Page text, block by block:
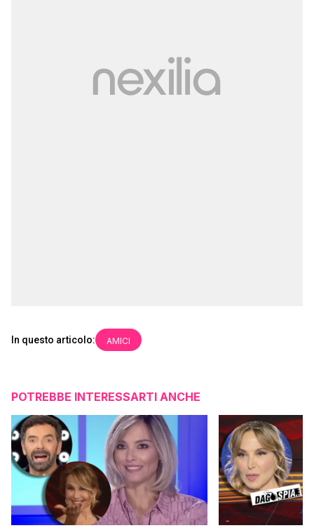
In questo articolo: AMICI
POTREBBE INTERESSARTI ANCHE